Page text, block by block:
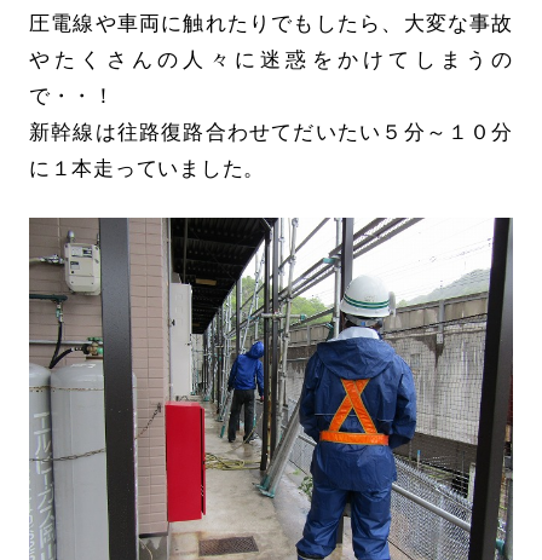
圧電線や車両に触れたりでもしたら、大変な事故
やたくさんの人々に迷惑をかけてしまうの
で・・！
新幹線は往路復路合わせてだいたい５分～１０分
に１本走っていました。